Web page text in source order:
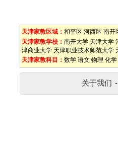
天津家教区域： 和平区 河西区 南开
天津家教学校： 南开大学 天津大学
津商业大学 天津职业技术师范大学
天津家教科目： 数学 语文 物理 化学
关于我们 -